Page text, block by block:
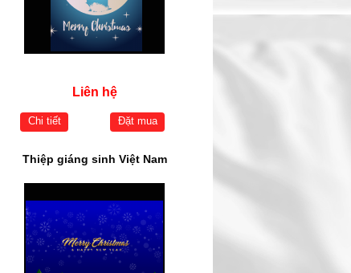
Liên hệ
Chi tiết Đặt mua
Thiệp giáng sinh Việt Nam